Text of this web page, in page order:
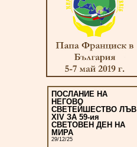
ПОСЛАНИЕ НА
НЕГОВО
СВЕТЕЙШЕСТВО ЛЪВ
XIV ЗА 59-ия
СВЕТОВЕН ДЕН НА
МИРА
29/12/25